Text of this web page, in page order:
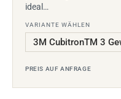
ideal…
VARIANTE WÄHLEN
PREIS AUF ANFRAGE